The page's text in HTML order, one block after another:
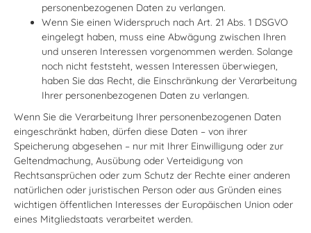
personenbezogenen Daten zu verlangen.
Wenn Sie einen Widerspruch nach Art. 21 Abs. 1 DSGVO
eingelegt haben, muss eine Abwägung zwischen Ihren
und unseren Interessen vorgenommen werden. Solange
noch nicht feststeht, wessen Interessen überwiegen,
haben Sie das Recht, die Einschränkung der Verarbeitung
Ihrer personenbezogenen Daten zu verlangen.
Wenn Sie die Verarbeitung Ihrer personenbezogenen Daten
eingeschränkt haben, dürfen diese Daten – von ihrer
Speicherung abgesehen – nur mit Ihrer Einwilligung oder zur
Geltendmachung, Ausübung oder Verteidigung von
Rechtsansprüchen oder zum Schutz der Rechte einer anderen
natürlichen oder juristischen Person oder aus Gründen eines
wichtigen öffentlichen Interesses der Europäischen Union oder
eines Mitgliedstaats verarbeitet werden.